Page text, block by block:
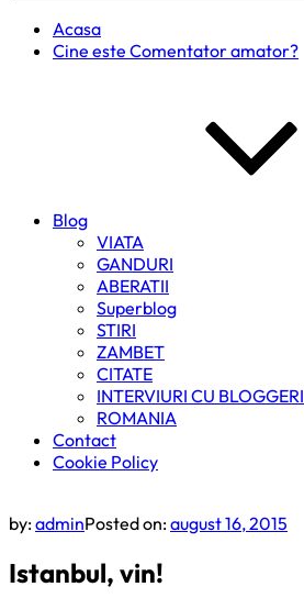
Acasa
Cine este Comentator amator?
Blog
VIATA
GANDURI
ABERATII
Superblog
STIRI
ZAMBET
CITATE
INTERVIURI CU BLOGGERI
ROMANIA
Contact
Cookie Policy
by:adminPosted on:august 16, 2015
Istanbul, vin!